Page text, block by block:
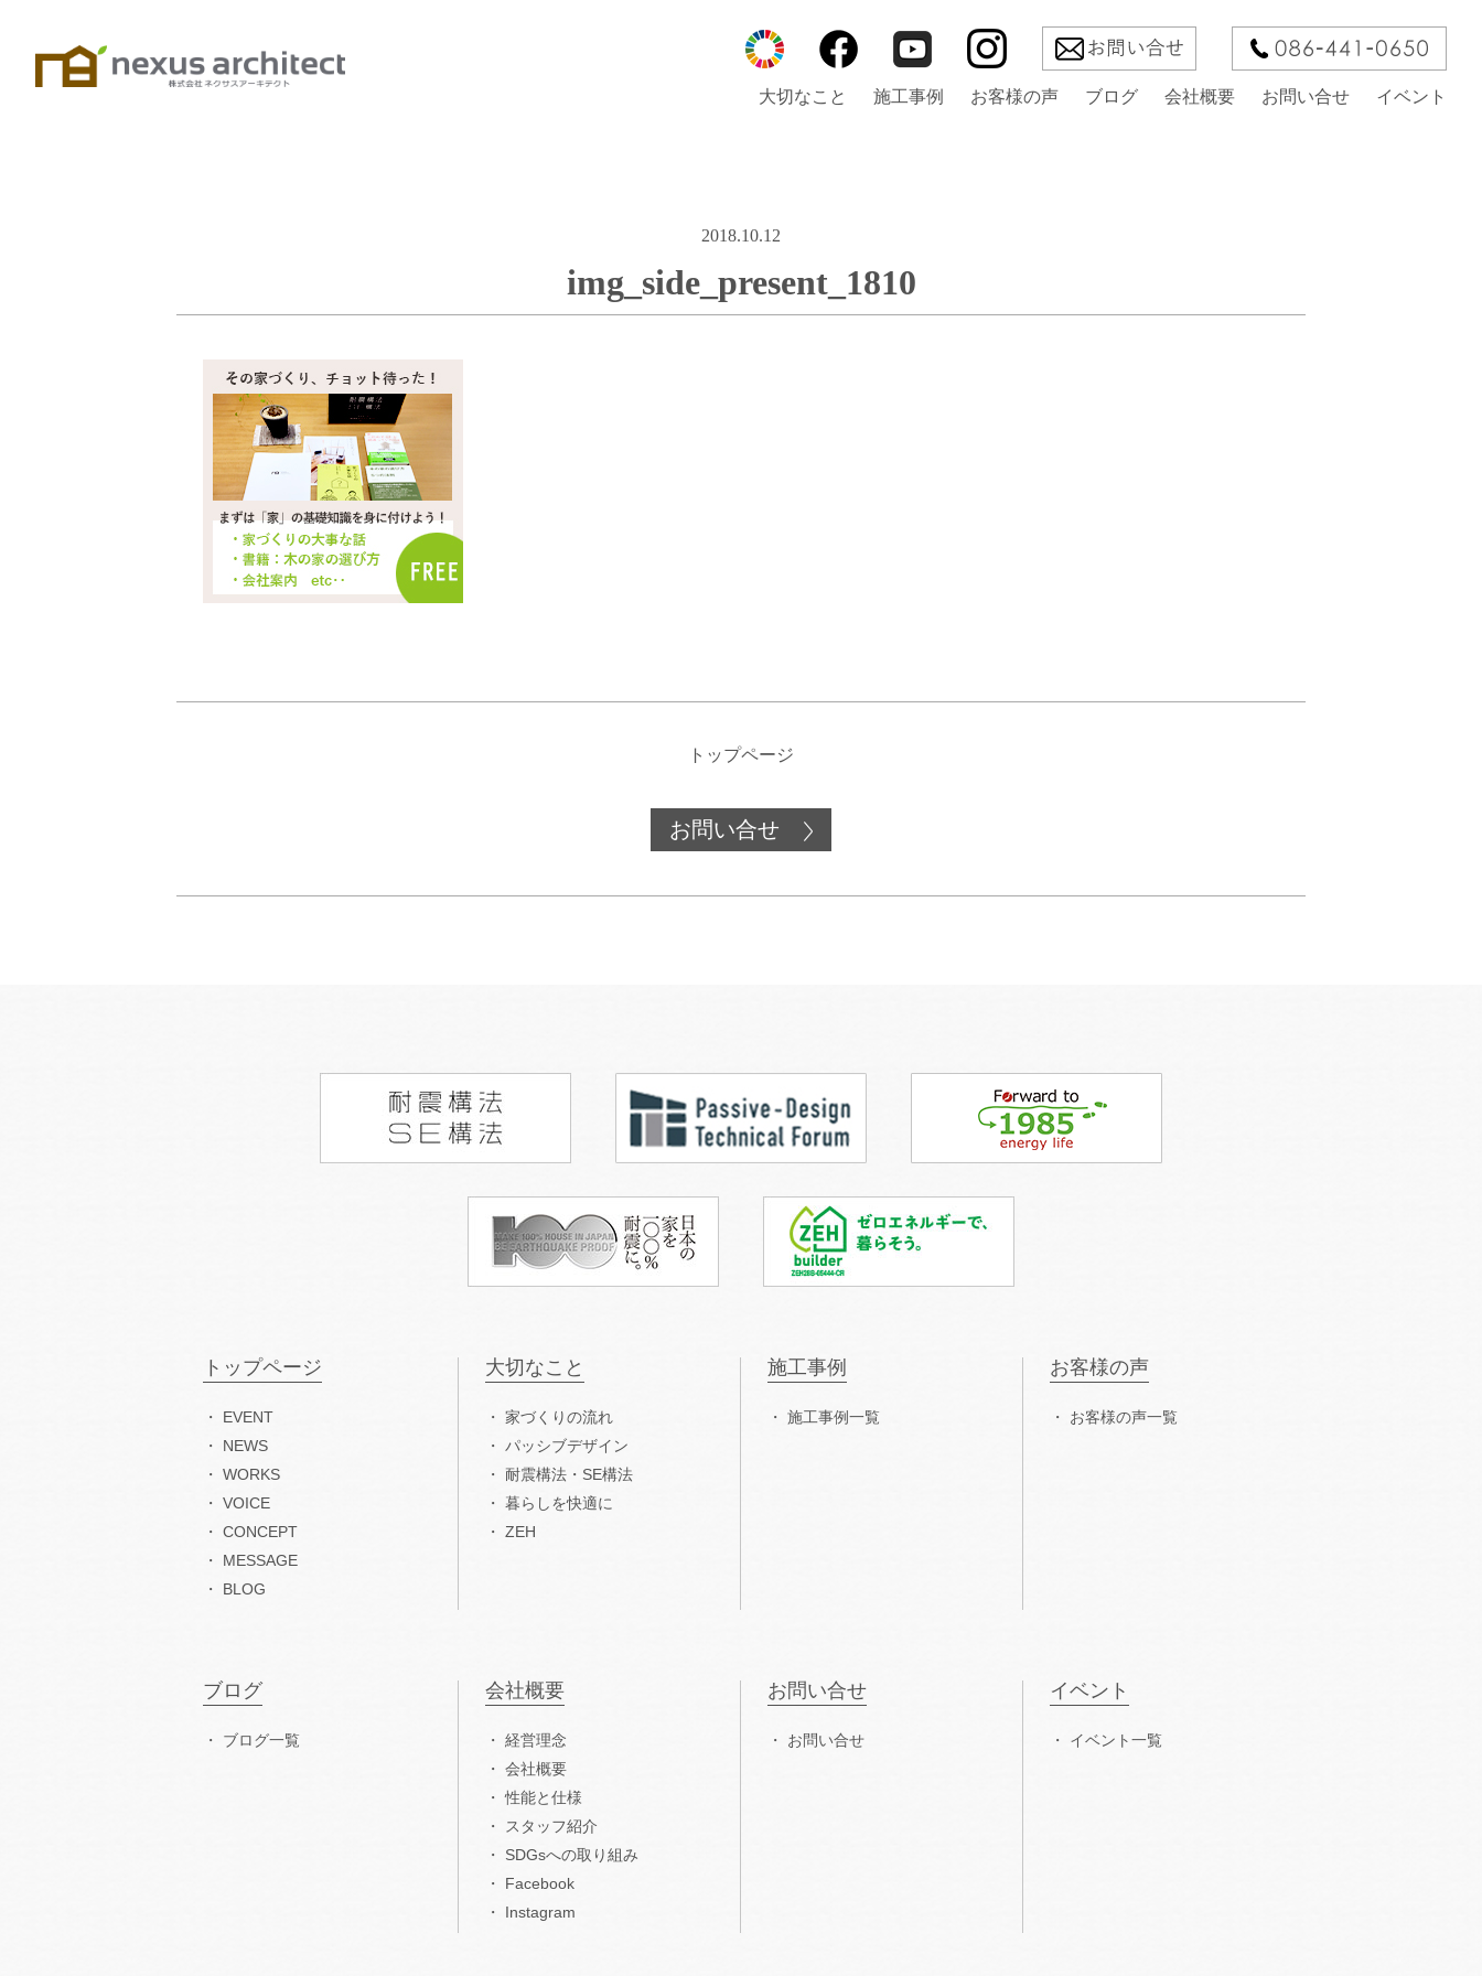
大切なこと 施工事例 お客様の声 ブログ 会社概要 お問い合せ イベント
2018.10.12
img_side_present_1810
トップページ
お問い合せ
トップページ
EVENT
NEWS
WORKS
VOICE
CONCEPT
MESSAGE
BLOG
大切なこと
家づくりの流れ
パッシブデザイン
耐震構法・SE構法
暮らしを快適に
ZEH
施工事例
施工事例一覧
お客様の声
お客様の声一覧
ブログ
ブログ一覧
会社概要
経営理念
会社概要
性能と仕様
スタッフ紹介
SDGsへの取り組み
Facebook
Instagram
お問い合せ
お問い合せ
イベント
イベント一覧